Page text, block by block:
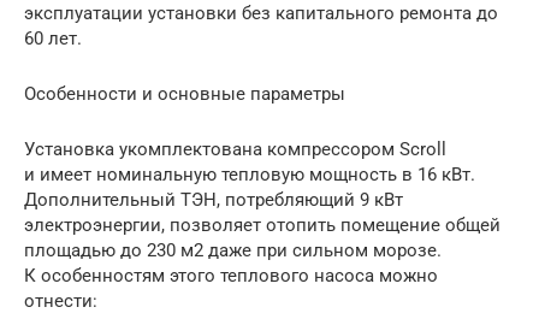
эксплуатации установки без капитального ремонта до
60 лет.
Особенности и основные параметры
Установка укомплектована компрессором Scroll
и имеет номинальную тепловую мощность в 16 кВт.
Дополнительный ТЭН, потребляющий 9 кВт
электроэнергии, позволяет отопить помещение общей
площадью до 230 м2 даже при сильном морозе.
К особенностям этого теплового насоса можно
отнести: